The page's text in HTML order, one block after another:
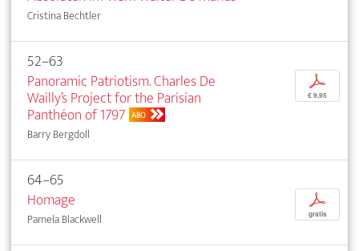
Cristina Bechtler
52–63
Panoramic Patriotism. Charles De
Wailly’s Project for the Parisian
Panthéon of 1797 ABO
Barry Bergdoll
p
€ 9,95
64–65
Homage
Pamela Blackwell
p
gratis